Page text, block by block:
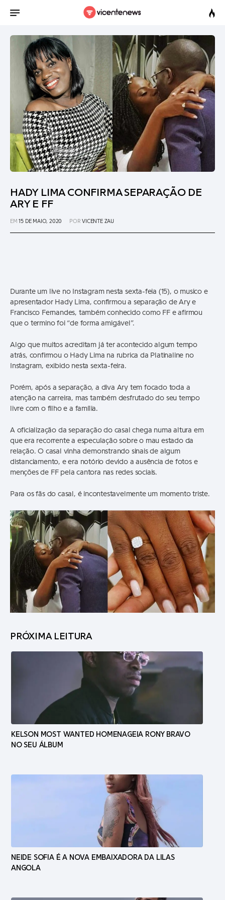
HADY LIMA CONFIRMA SEPARAÇÃO DE
ARY E FF
EM15 DE MAIO, 2020 PORVICENTE ZAU
Durante um live no Instagram nesta sexta-feia (15), o musico e
apresentador Hady Lima, confirmou a separação de Ary e
Francisco Fernandes, também conhecido como FF e afirmou
que o termino foi “de forma amigável”.
Algo que muitos acreditam já ter acontecido algum tempo
atrás, confirmou o Hady Lima na rubrica da Platinaline no
Instagram, exibido nesta sexta-feira.
Porém, após a separação, a diva Ary tem focado toda a
atenção na carreira, mas também desfrutado do seu tempo
livre com o filho e a família.
A oficialização da separação do casal chega numa altura em
que era recorrente a especulação sobre o mau estado da
relação. O casal vinha demonstrando sinais de algum
distanciamento, e era notório devido a ausência de fotos e
menções de FF pela cantora nas redes sociais.
Para os fãs do casal, é incontestavelmente um momento triste.
PRÓXIMA LEITURA
KELSON MOST WANTED HOMENAGEIA RONY BRAVO
NO SEU ÁLBUM
NEIDE SOFIA É A NOVA EMBAIXADORA DA LILAS
ANGOLA